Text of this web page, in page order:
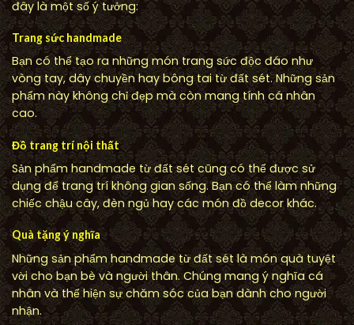
đây là một số ý tưởng:
Trang sức handmade
Bạn có thể tạo ra những món trang sức độc đáo như
vòng tay, dây chuyền hay bông tai từ đất sét. Những sản
phẩm này không chỉ đẹp mà còn mang tính cá nhân
cao.
Đồ trang trí nội thất
Sản phẩm handmade từ đất sét cũng có thể được sử
dụng để trang trí không gian sống. Bạn có thể làm những
chiếc chậu cây, đèn ngủ hay các món đồ decor khác.
Quà tặng ý nghĩa
Những sản phẩm handmade từ đất sét là món quà tuyệt
vời cho bạn bè và người thân. Chúng mang ý nghĩa cá
nhân và thể hiện sự chăm sóc của bạn dành cho người
nhận.